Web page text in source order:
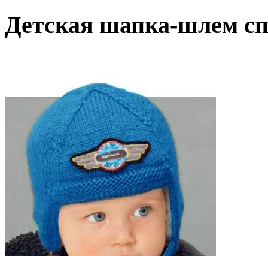
Детская шапка-шлем